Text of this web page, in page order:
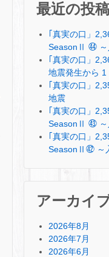
最近の投稿
｢真実の口」
SeasonⅡ ㊹
｢真実の口」
地震発生から 1
｢真実の口」
地震
｢真実の口」
SeasonⅡ ㊸
｢真実の口」
SeasonⅡ㊷ ～
アーカイ
2026年8月
2026年7月
2026年6月